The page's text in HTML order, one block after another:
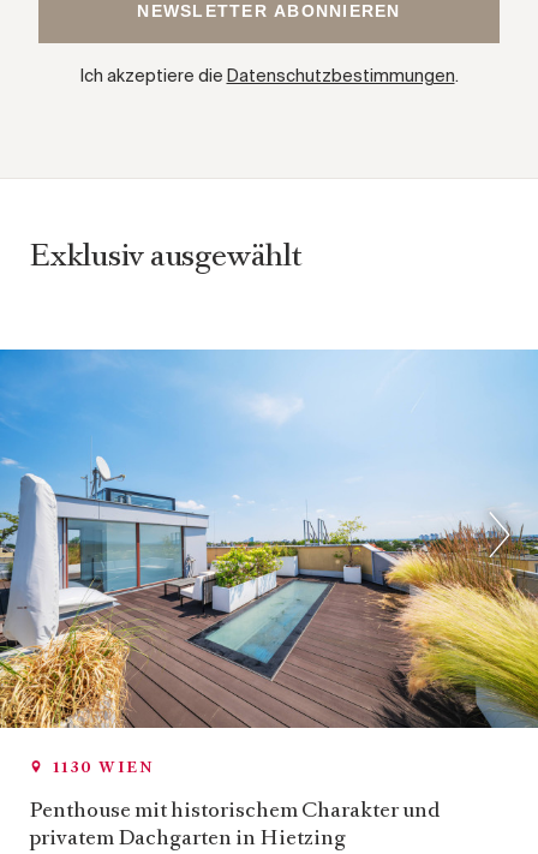
Ich akzeptiere die Datenschutzbestimmungen.
Exklusiv ausgewählt
1130 WIEN
Penthouse mit historischem Charakter und
privatem Dachgarten in Hietzing